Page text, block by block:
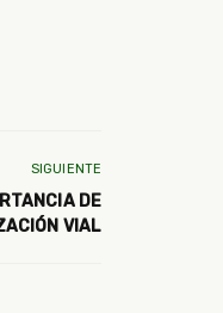
SIGUIENTE
DE
VIAL